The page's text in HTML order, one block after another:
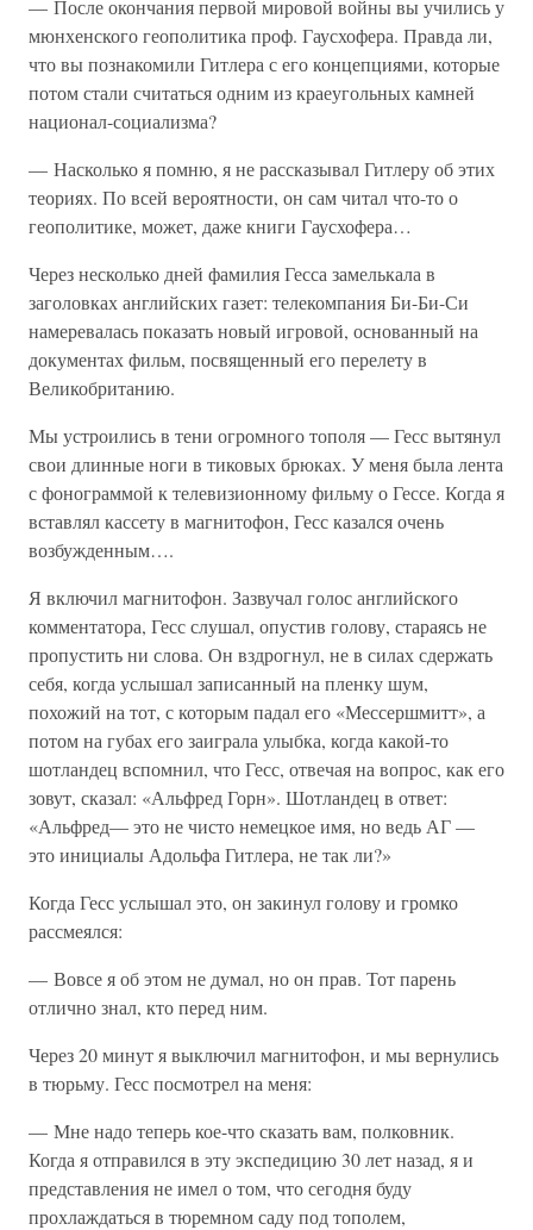
— После окончания первой мировой войны вы учились у
мюнхенского геополитика проф. Гаусхофера. Правда ли,
что вы познакомили Гитлера с его концепциями, которые
потом стали считаться одним из краеугольных камней
национал-социализма?
— Насколько я помню, я не рассказывал Гитлеру об этих
теориях. По всей вероятности, он сам читал что-то о
геополитике, может, даже книги Гаусхофера…
Через несколько дней фамилия Гесса замелькала в
заголовках английских газет: телекомпания Би-Би-Си
намеревалась показать новый игровой, основанный на
документах фильм, посвященный его перелету в
Великобританию.
Мы устроились в тени огромного тополя — Гесс вытянул
свои длинные ноги в тиковых брюках. У меня была лента
с фонограммой к телевизионному фильму о Гессе. Когда я
вставлял кассету в магнитофон, Гесс казался очень
возбужденным….
Я включил магнитофон. Зазвучал голос английского
комментатора, Гесс слушал, опустив голову, стараясь не
пропустить ни слова. Он вздрогнул, не в силах сдержать
себя, когда услышал записанный на пленку шум,
похожий на тот, с которым падал его «Мессершмитт», а
потом на губах его заиграла улыбка, когда какой-то
шотландец вспомнил, что Гесс, отвечая на вопрос, как его
зовут, сказал: «Альфред Горн». Шотландец в ответ:
«Альфред— это не чисто немецкое имя, но ведь АГ —
это инициалы Адольфа Гитлера, не так ли?»
Когда Гесс услышал это, он закинул голову и громко
рассмеялся:
— Вовсе я об этом не думал, но он прав. Тот парень
отлично знал, кто перед ним.
Через 20 минут я выключил магнитофон, и мы вернулись
в тюрьму. Гесс посмотрел на меня:
— Мне надо теперь кое-что сказать вам, полковник.
Когда я отправился в эту экспедицию 30 лет назад, я и
представления не имел о том, что сегодня буду
прохлаждаться в тюремном саду под тополем,